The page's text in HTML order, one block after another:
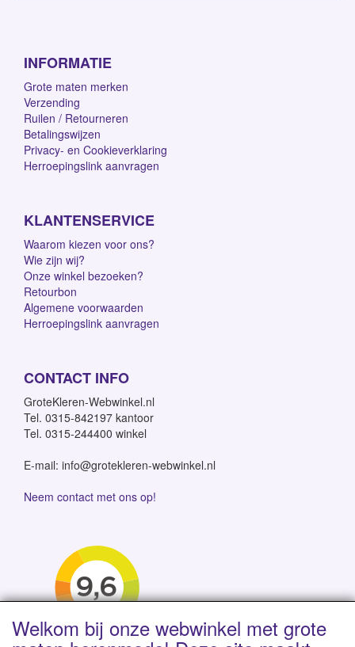
INFORMATIE
Grote maten merken
Verzending
Ruilen / Retourneren
Betalingswijzen
Privacy- en Cookieverklaring
Herroepingslink aanvragen
KLANTENSERVICE
Waarom kiezen voor ons?
Wie zijn wij?
Onze winkel bezoeken?
Retourbon
Algemene voorwaarden
Herroepingslink aanvragen
CONTACT INFO
GroteKleren-Webwinkel.nl
Tel. 0315-842197 kantoor
Tel. 0315-244400 winkel
E-mail: info@grotekleren-webwinkel.nl
Neem contact met ons op!
Welkom bij onze webwinkel met grote